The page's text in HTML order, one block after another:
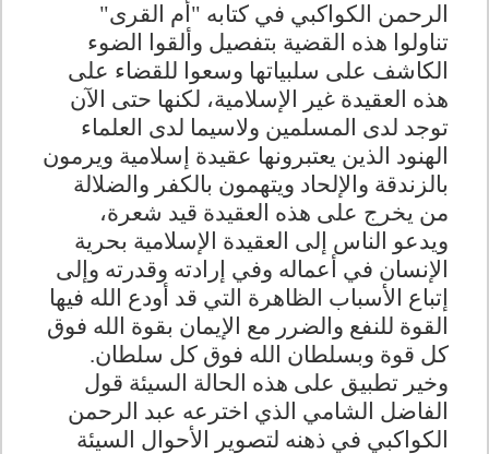
الرحمن الكواكبي في كتابه "أم القرى"
تناولوا هذه القضية بتفصيل وألقوا الضوء
الكاشف على سلبياتها وسعوا للقضاء على
هذه العقيدة غير الإسلامية، لكنها حتى الآن
توجد لدى المسلمين ولاسيما لدى العلماء
الهنود الذين يعتبرونها عقيدة إسلامية ويرمون
بالزندقة والإلحاد ويتهمون بالكفر والضلالة
من يخرج على هذه العقيدة قيد شعرة،
ويدعو الناس إلى العقيدة الإسلامية بحرية
الإنسان في أعماله وفي إرادته وقدرته وإلى
إتباع الأسباب الظاهرة التي قد أودع الله فيها
القوة للنفع والضرر مع الإيمان بقوة الله فوق
كل قوة وبسلطان الله فوق كل سلطان.
وخير تطبيق على هذه الحالة السيئة قول
الفاضل الشامي الذي اخترعه عبد الرحمن
الكواكبي في ذهنه لتصوير الأحوال السيئة